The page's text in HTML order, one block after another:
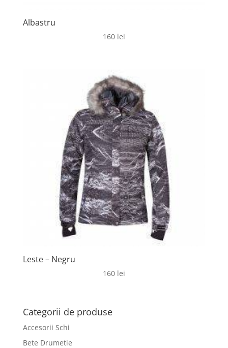
Albastru
160 lei
Leste – Negru
160 lei
Categorii de produse
Accesorii Schi
Bete Drumetie